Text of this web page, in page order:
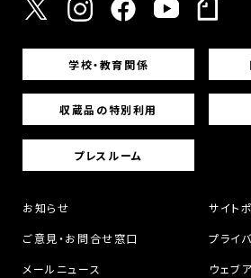
学校・教育関係
収蔵品の特別利用
プレスルーム
お知らせ
ご意見・お問合せ窓口
メールニュース
サイト
プライ
ウェブ